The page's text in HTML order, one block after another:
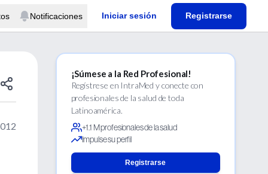
Notificaciones Iniciar sesión Registrarse
¡Súmese a la Red Profesional!
Regístrese en IntraMed y conecte con
profesionales de la salud de toda
Latinoamérica.
+1.1 M profesionales de la salud
Impulse su perfil
Registrarse